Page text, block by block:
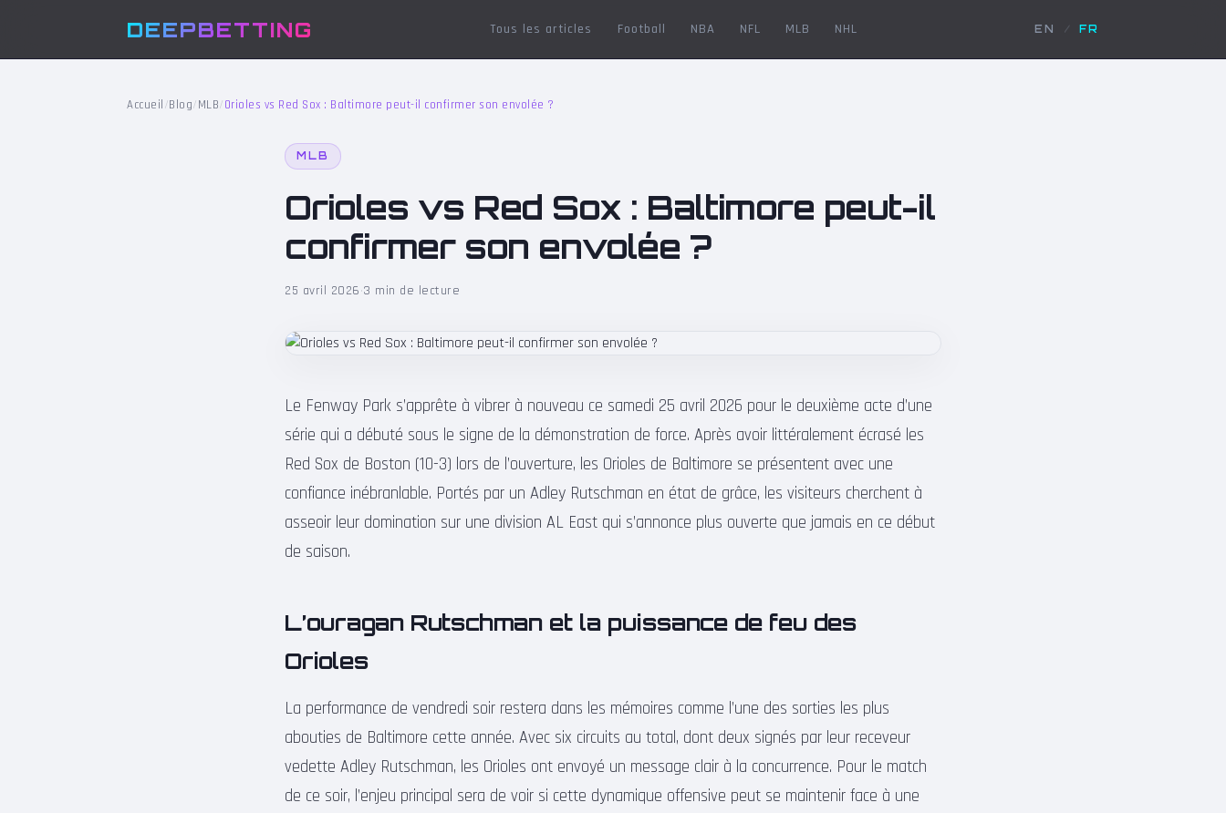
DEEPBETTING Tous les articles Football NBA NFL MLB NHL EN / FR
Accueil /Blog/MLB/Orioles vs Red Sox : Baltimore peut-il confirmer son envolée ?
MLB
Orioles vs Red Sox : Baltimore peut-il
confirmer son envolée ?
25 avril 2026·3 min de lecture
Le Fenway Park s’apprête à vibrer à nouveau ce samedi 25 avril 2026 pour le deuxième acte d’une
série qui a débuté sous le signe de la démonstration de force. Après avoir littéralement écrasé les
Red Sox de Boston (10-3) lors de l’ouverture, les Orioles de Baltimore se présentent avec une
confiance inébranlable. Portés par un Adley Rutschman en état de grâce, les visiteurs cherchent à
asseoir leur domination sur une division AL East qui s’annonce plus ouverte que jamais en ce début
de saison.
L’ouragan Rutschman et la puissance de feu des
Orioles
La performance de vendredi soir restera dans les mémoires comme l’une des sorties les plus
abouties de Baltimore cette année. Avec six circuits au total, dont deux signés par leur receveur
vedette Adley Rutschman, les Orioles ont envoyé un message clair à la concurrence. Pour le match
de ce soir, l’enjeu principal sera de voir si cette dynamique offensive peut se maintenir face à une